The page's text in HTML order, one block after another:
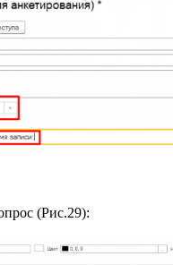
(Рис.29):